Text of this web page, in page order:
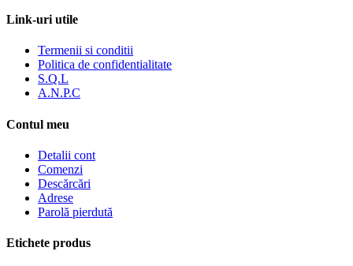
Link-uri utile
Termenii si conditii
Politica de confidentialitate
S.Q.L
A.N.P.C
Contul meu
Detalii cont
Comenzi
Descărcări
Adrese
Parolă pierdută
Etichete produs